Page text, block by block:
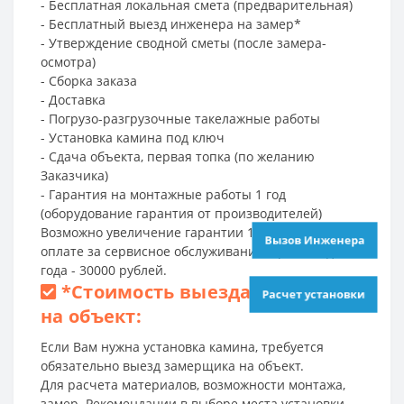
- Бесплатная локальная смета (предварительная)
- Бесплатный выезд инженера на замер*
- Утверждение сводной сметы (после замера-
осмотра)
- Сборка заказа
- Доставка
- Погрузо-разгрузочные такелажные работы
- Установка камина под ключ
- Сдача объекта, первая топка (по желанию
Заказчика)
- Гарантия на монтажные работы 1 год
(оборудование гарантия от производителей)
Возможно увеличение гарантии 1+2 года, при
оплате за сервисное обслуживание 1 раз в год на 2
года - 30000 рублей.
*Стоимость выезда инженера
на объект:
Если Вам нужна установка камина, требуется
обязательно выезд замерщика на объект.
Для расчета материалов, возможности монтажа,
Расчет установки
Вызов Инженера